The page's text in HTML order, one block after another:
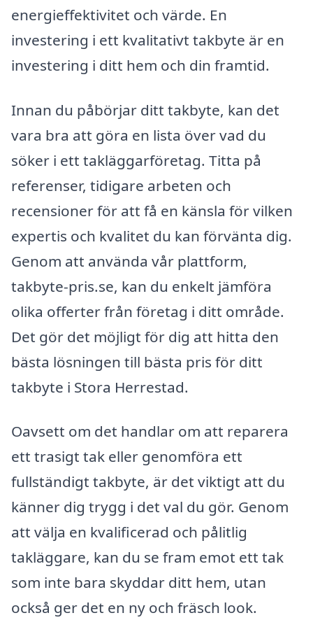
energieffektivitet och värde. En
investering i ett kvalitativt takbyte är en
investering i ditt hem och din framtid.
Innan du påbörjar ditt takbyte, kan det
vara bra att göra en lista över vad du
söker i ett takläggarföretag. Titta på
referenser, tidigare arbeten och
recensioner för att få en känsla för vilken
expertis och kvalitet du kan förvänta dig.
Genom att använda vår plattform,
takbyte-pris.se, kan du enkelt jämföra
olika offerter från företag i ditt område.
Det gör det möjligt för dig att hitta den
bästa lösningen till bästa pris för ditt
takbyte i Stora Herrestad.
Oavsett om det handlar om att reparera
ett trasigt tak eller genomföra ett
fullständigt takbyte, är det viktigt att du
känner dig trygg i det val du gör. Genom
att välja en kvalificerad och pålitlig
takläggare, kan du se fram emot ett tak
som inte bara skyddar ditt hem, utan
också ger det en ny och fräsch look.